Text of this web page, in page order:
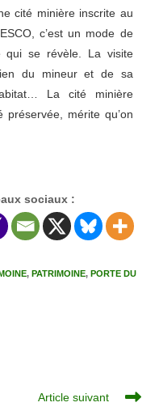
cité minière inscrite au
c’est un mode de
qui se révèle. La visite
du mineur et de sa
La cité minière
préservée, mérite qu’on
sociaux :
, PATRIMOINE, PORTE DU
Article suivant